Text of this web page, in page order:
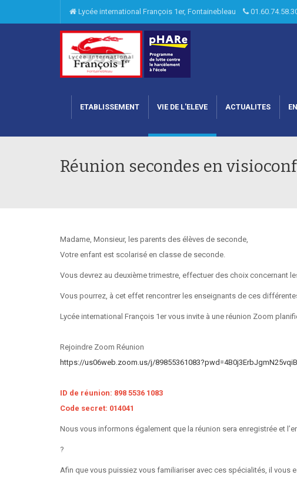
Lycée international François 1er, Fontainebleau
ETABLISSEMENT VIE DE L'ELEVE ACTUALITES
Réunion secondes en
Madame, Monsieur, les parents des élèves de seconde,
Votre enfant est scolarisé en classe de seconde.
Vous devrez au deuxième trimestre, effectuer des choix concernant
Vous pourrez, à cet effet rencontrer les enseignants de ces
Lycée international François 1er vous invite à une réunion Zoom
Rejoindre Zoom Réunion
https://us06web.zoom.us/j/
ID de réunion: 898 5536 1083
Code secret: 014041
Nous vous informons également que la réunion sera enregistrée et
?
Afin que vous puissiez vous familiariser avec ces spécialités, il vous